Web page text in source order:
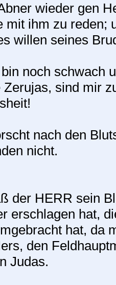
wieder gen
mit ihm zu reden;
willen seines
noch schwach
Zerujas, sind mir
nach den
nicht.
der HERR sein
erschlagen hat,
hat, da
den
Judas.